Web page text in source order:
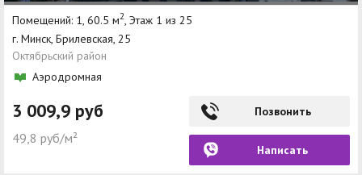
Помещений: 1, 60.5 м2 , Этаж 1 из 25
г. Минск, Брилевская, 25
Октябрьский район
Аэродромная
3 009,9 руб
49,8 руб/м²
Позвонить
Написать